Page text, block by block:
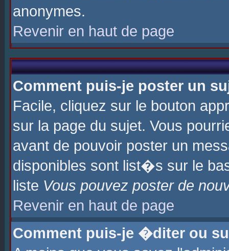
anonymes.
Revenir en haut de page
Comment puis-je poster un
Facile, cliquez sur le bouton
sur la page du sujet. Vous
avant de pouvoir poster un
disponibles sont list�s sur le
liste Vous pouvez poster de
Revenir en haut de page
Comment puis-je �diter ou